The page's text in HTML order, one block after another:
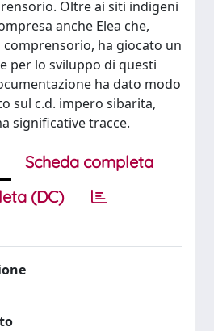
Oltre ai siti indigeni
anche Elea che,
comprensorio, ha giocato un
per lo sviluppo di questi
ha dato modo
sul c.d. impero sibarita,
significative tracce.
Scheda completa
(DC)